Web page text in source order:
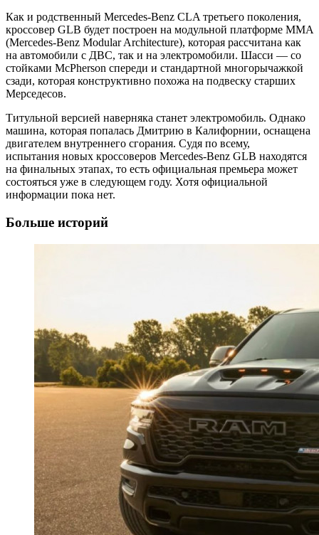
Как и родственный Mercedes-Benz CLA третьего поколения,
кроссовер GLB будет построен на модульной платформе MMA
(Mercedes-Benz Modular Architecture), которая рассчитана как
на автомобили с ДВС, так и на электромобили. Шасси — со
стойками McPherson спереди и стандартной многорычажкой
сзади, которая конструктивно похожа на подвеску старших
Мерседесов.
Титульной версией наверняка станет электромобиль. Однако
машина, которая попалась Дмитрию в Калифорнии, оснащена
двигателем внутреннего сгорания. Судя по всему,
испытания новых кроссоверов Mercedes-Benz GLB находятся
на финальных этапах, то есть официальная премьера может
состояться уже в следующем году. Хотя официальной
информации пока нет.
Больше историй